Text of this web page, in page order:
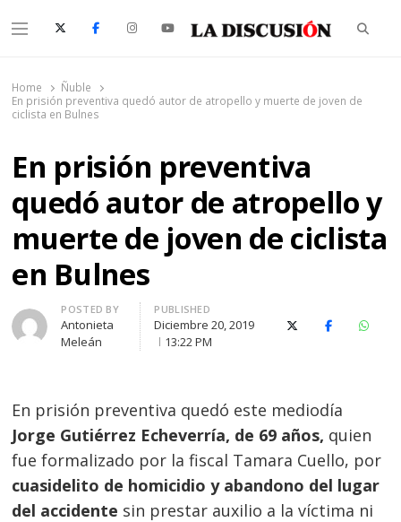
Menu
Home
Ñuble
En prisión preventiva quedó autor de atropello y muerte de joven de
ciclista en Bulnes
En prisión preventiva
quedó autor de atropello y
muerte de joven de ciclista
en Bulnes
Author
POSTED BY
Antonieta
Meleán
PUBLISHED
Diciembre 20, 2019
13:22 PM
X (Twitter)Facebook
En prisión preventiva quedó este mediodía
Jorge Gutiérrez Echeverría, de 69 años, quien
fue formalizado por la fiscal Tamara Cuello, por
cuasidelito de homicidio y abandono del lugar
del accidente sin prestar auxilio a la víctima ni